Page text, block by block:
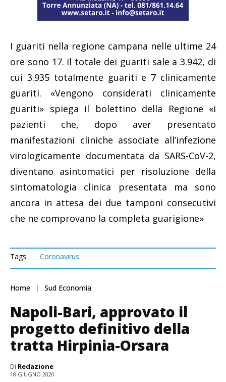
I guariti nella regione campana nelle ultime 24
ore sono 17. Il totale dei guariti sale a 3.942, di
cui 3.935totalmente guariti e 7 clinicamente
guariti. «Vengono considerati clinicamente
guariti» spiega il bolettino della Regione «i
pazienti che, dopo aver presentato
manifestazioni cliniche associate all’infezione
virologicamente documentata da SARS-CoV-2,
diventano asintomatici per risoluzione della
sintomatologia clinica presentata ma sono
ancora in attesa dei due tamponi consecutivi
che ne comprovano la completa guarigione»
Tags: Coronavirus
Home Sud Economia
Napoli-Bari, approvato il
progetto definitivo della
tratta Hirpinia-Orsara
Di Redazione
18 GIUGNO 2020